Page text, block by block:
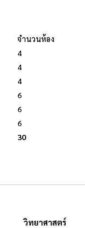
จำนวนห้อง
4
4
4
6
6
6
30
วิทยาศาสตร์